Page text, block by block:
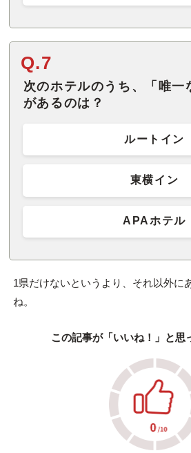
Q.7
次のホテルのうち、「唯一
があるのは？
ルートイン
東横イン
APAホテル
1県だけないというより、それ以外に
ね。
この記事が「いいね！」と思